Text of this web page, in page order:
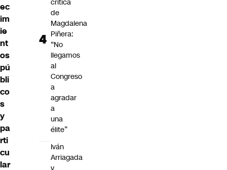
ec
im
ie
nt
os
pú
bli
co
s
y
pa
rti
cu
lar
crítica
de
Magdalena
Piñera:
“No
llegamos
al
Congreso
a
agradar
a
una
élite”
Iván
Arriagada
y